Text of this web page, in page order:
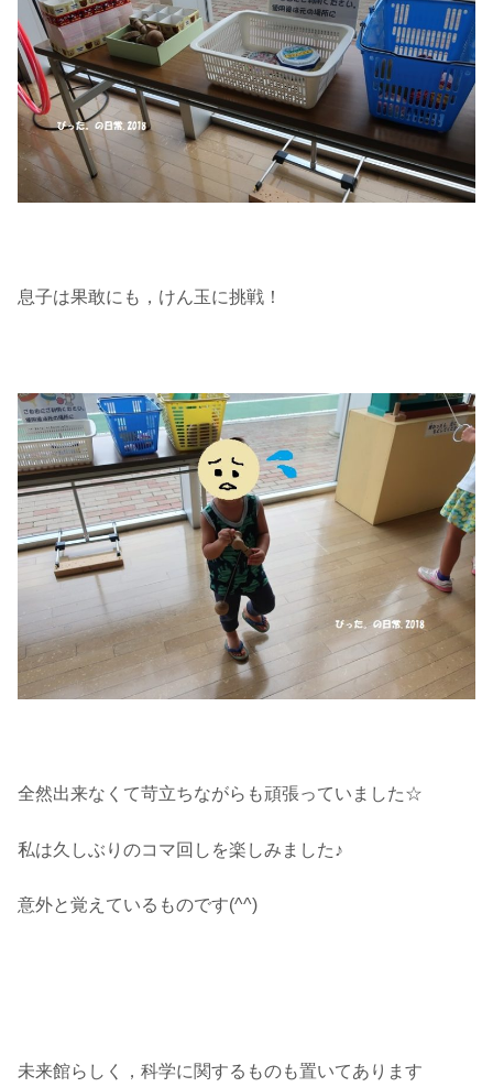
息子は果敢にも，けん玉に挑戦！
全然出来なくて苛立ちながらも頑張っていました☆
私は久しぶりのコマ回しを楽しみました♪
意外と覚えているものです(^^)
未来館らしく，科学に関するものも置いてあります